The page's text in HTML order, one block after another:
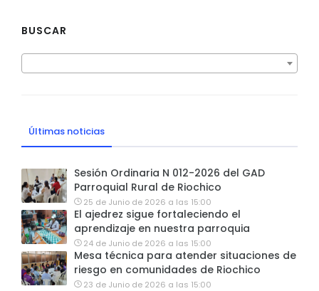
BUSCAR
Últimas noticias
Sesión Ordinaria N 012-2026 del GAD
Parroquial Rural de Riochico
25 de Junio de 2026 a las 15:00
El ajedrez sigue fortaleciendo el
aprendizaje en nuestra parroquia
24 de Junio de 2026 a las 15:00
Mesa técnica para atender situaciones de
riesgo en comunidades de Riochico
23 de Junio de 2026 a las 15:00